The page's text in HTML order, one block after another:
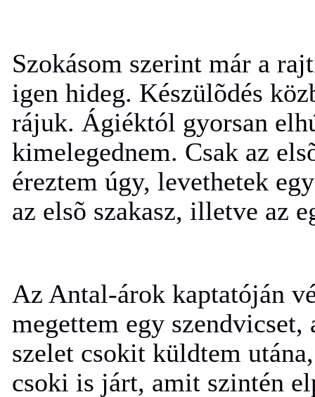
Szokásom szerint már a
igen hideg. Készülõdés
rájuk. Ágiéktól gyorsan
kimelegednem. Csak az
éreztem úgy, levethetek
az elsõ szakasz, illetve az
Az Antal-árok kaptatóján
megettem egy
szelet csokit küldtem
csoki is járt, amit szintén